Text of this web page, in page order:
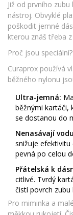
Již od prvního
nástroj. Obvyklé
poškodit jemné
kterou znáš třeba z
Proč jsou speciální?
Curaprox používá
běžného nylonu
Ultra-jemná:
běžnými kartáči,
se dostanou do
Nenasávají
snižuje efektivitu
pevná po celou
Přátelská k
citlivé. Tvrdý
čistí povrch
Pro miminka a